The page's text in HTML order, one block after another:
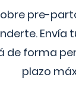
pre-
forma
plazo